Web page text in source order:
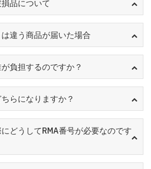
品について
違う商品が届いた場合
負担するのですか？
らになりますか？
どうしてRMA番号が必要なのです